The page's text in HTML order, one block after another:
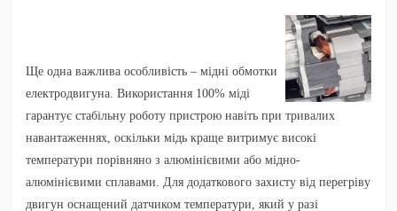
Ще одна важлива особливість – мідні обмотки
електродвигуна. Використання 100% міді
гарантує стабільну роботу пристрою навіть при тривалих
навантаженнях, оскільки мідь краще витримує високі
температури порівняно з алюмінієвими або мідно-
алюмінієвими сплавами. Для додаткового захисту від перегріву
двигун оснащений датчиком температури, який у разі